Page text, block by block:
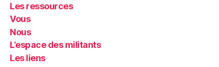
Les ressources
Vous
Nous
L’espace des militants
Les liens